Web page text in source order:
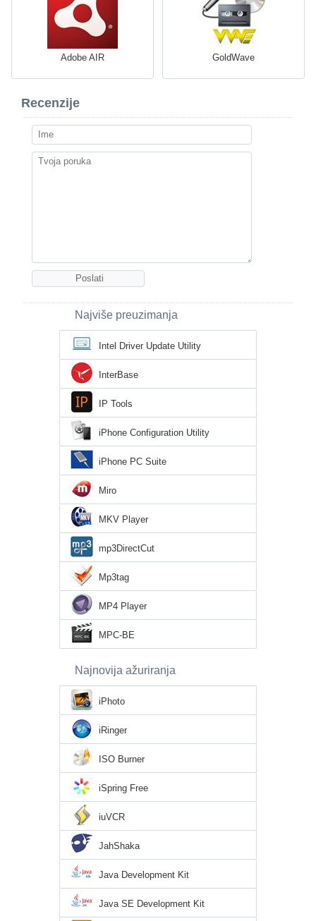
Adobe AIR GoldWave
Recenzije
Najviše preuzimanja
Intel Driver Update Utility
InterBase
IP Tools
iPhone Configuration Utility
iPhone PC Suite
Miro
MKV Player
mp3DirectCut
Mp3tag
MP4 Player
MPC-BE
Najnovija ažuriranja
iPhoto
iRinger
ISO Burner
iSpring Free
iuVCR
JahShaka
Java Development Kit
Java SE Development Kit